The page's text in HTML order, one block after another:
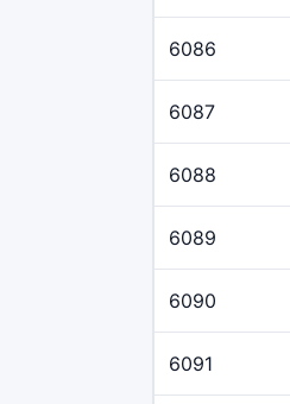
6086
6087
6088
6089
6090
6091